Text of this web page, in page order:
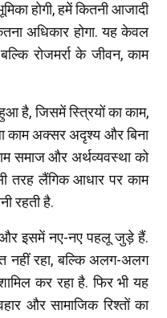
होगी, हमें कितनी आजादी
अधिकार होगा. यह केवल
रोजमर्रा के जीवन, काम
है, जिसमें स्त्रियों का काम,
काम अक्सर अदृश्य और बिना
समाज और अर्थव्यवस्था को
तरह लैंगिक आधार पर काम
रहती है.
और इसमें नए-नए पहलू जुड़े हैं.
नहीं रहा, बल्कि अलग-अलग
कर रहा है. फिर भी यह
और सामाजिक रिश्तों का